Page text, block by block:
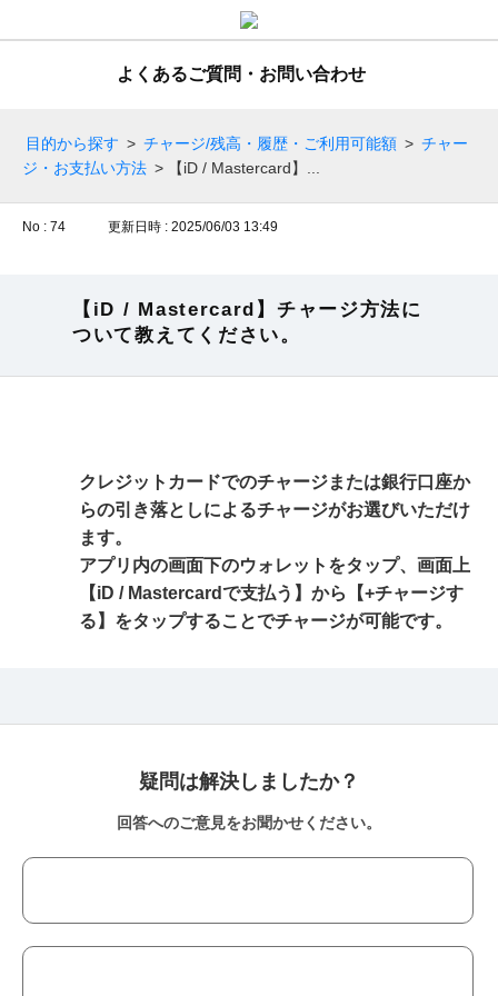
よくあるご質問・お問い合わせ
目的から探す > チャージ/残高・履歴・ご利用可能額 > チャー
ジ・お支払い方法 > 【iD / Mastercard】...
No : 74 更新日時 : 2025/06/03 13:49
【iD / Mastercard】チャージ方法に
ついて教えてください。
クレジットカードでのチャージまたは銀行口座か
らの引き落としによるチャージがお選びいただけ
ます。
アプリ内の画面下のウォレットをタップ、画面上
【iD / Mastercardで支払う】から【+チャージす
る】をタップすることでチャージが可能です。
疑問は解決しましたか？
回答へのご意見をお聞かせください。